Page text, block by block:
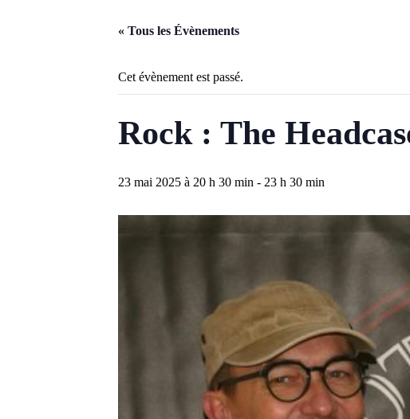
« Tous les Évènements
Cet évènement est passé.
Rock : The
23 mai 2025 à 20 h 30 min - 23 h 30 min